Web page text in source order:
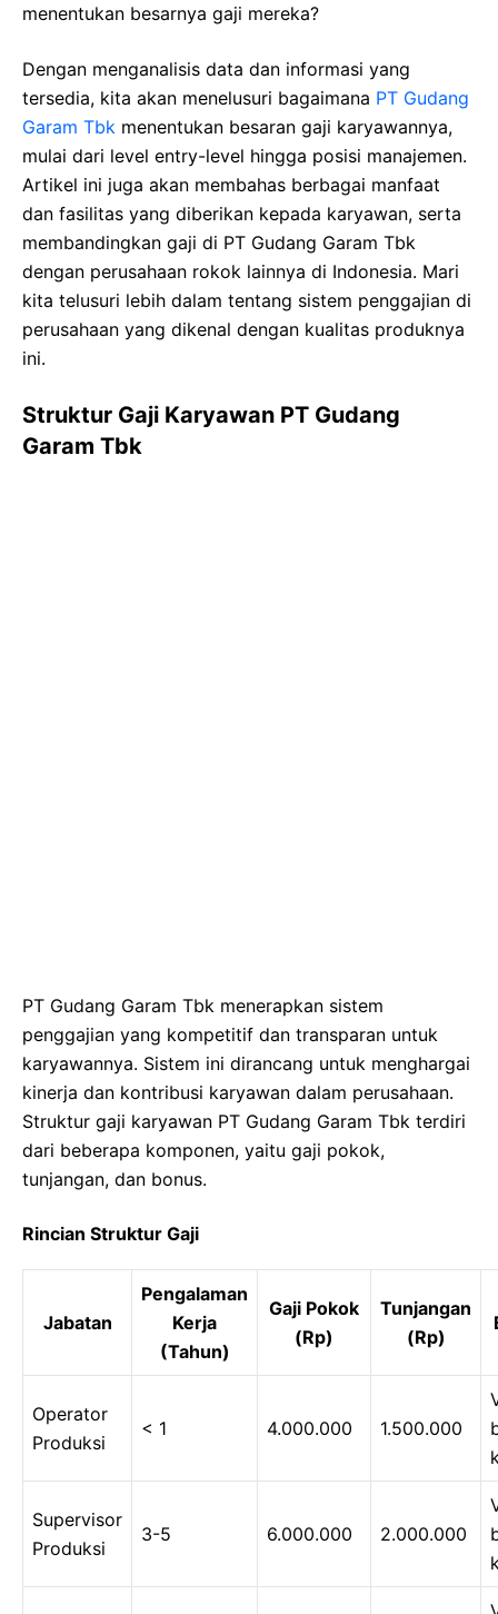
menentukan besarnya gaji mereka?
Dengan menganalisis data dan informasi yang
tersedia, kita akan menelusuri bagaimana PT Gudang
Garam Tbk menentukan besaran gaji karyawannya,
mulai dari level entry-level hingga posisi manajemen.
Artikel ini juga akan membahas berbagai manfaat
dan fasilitas yang diberikan kepada karyawan, serta
membandingkan gaji di PT Gudang Garam Tbk
dengan perusahaan rokok lainnya di Indonesia. Mari
kita telusuri lebih dalam tentang sistem penggajian di
perusahaan yang dikenal dengan kualitas produknya
ini.
Struktur Gaji Karyawan PT Gudang
Garam Tbk
PT Gudang Garam Tbk menerapkan sistem
penggajian yang kompetitif dan transparan untuk
karyawannya. Sistem ini dirancang untuk menghargai
kinerja dan kontribusi karyawan dalam perusahaan.
Struktur gaji karyawan PT Gudang Garam Tbk terdiri
dari beberapa komponen, yaitu gaji pokok,
tunjangan, dan bonus.
Rincian Struktur Gaji
Jabatan
Pengalaman
Kerja
(Tahun)
Gaji Pokok
(Rp)
Tunjangan
(Rp)
Operator
Produksi
< 1 4.000.000 1.500.000
Supervisor
Produksi
3-5 6.000.000 2.000.000